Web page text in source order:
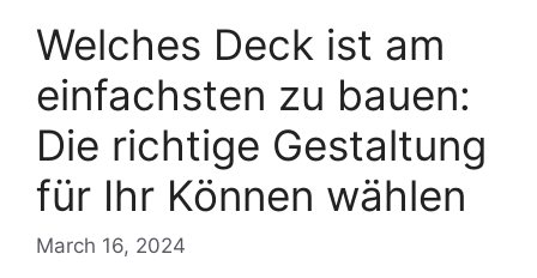
Welches Deck ist am
einfachsten zu bauen:
Die richtige Gestaltung
für Ihr Können wählen
March 16, 2024